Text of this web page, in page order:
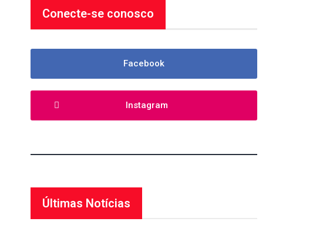
Conecte-se conosco
Facebook
Instagram
Últimas Notícias